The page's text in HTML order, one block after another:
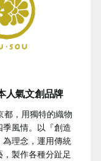
人氣文創品牌
都，用獨特的織物
風情。以『創造
理念，運用傳統
製作各種分趾足